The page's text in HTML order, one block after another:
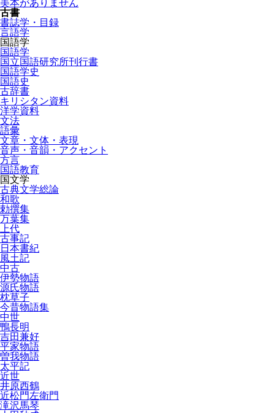
美本がありません
古書
書誌学・目録
言語学
国語学
国語学
国立国語研究所刊行書
国語学史
国語史
古辞書
キリシタン資料
洋学資料
文法
語彙
文章・文体・表現
音声・音韻・アクセント
方言
国語教育
国文学
古典文学総論
和歌
勅撰集
万葉集
上代
古事記
日本書紀
風土記
中古
伊勢物語
源氏物語
枕草子
今昔物語集
中世
鴨長明
吉田兼好
平家物語
曽我物語
太平記
近世
井原西鶴
近松門左衛門
滝沢馬琴